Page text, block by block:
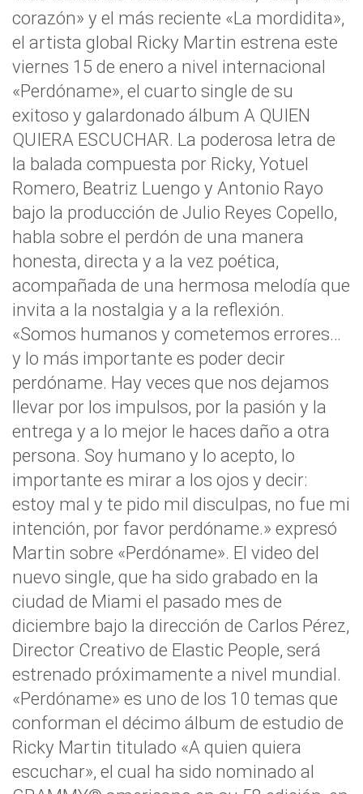
corazón» y el más reciente «La mordidita»,
el artista global Ricky Martin estrena este
viernes 15 de enero a nivel internacional
«Perdóname», el cuarto single de su
exitoso y galardonado álbum A QUIEN
QUIERA ESCUCHAR. La poderosa letra de
la balada compuesta por Ricky, Yotuel
Romero, Beatriz Luengo y Antonio Rayo
bajo la producción de Julio Reyes Copello,
habla sobre el perdón de una manera
honesta, directa y a la vez poética,
acompañada de una hermosa melodía que
invita a la nostalgia y a la reflexión.
«Somos humanos y cometemos errores…
y lo más importante es poder decir
perdóname. Hay veces que nos dejamos
llevar por los impulsos, por la pasión y la
entrega y a lo mejor le haces daño a otra
persona. Soy humano y lo acepto, lo
importante es mirar a los ojos y decir:
estoy mal y te pido mil disculpas, no fue mi
intención, por favor perdóname.» expresó
Martin sobre «Perdóname». El video del
nuevo single, que ha sido grabado en la
ciudad de Miami el pasado mes de
diciembre bajo la dirección de Carlos Pérez,
Director Creativo de Elastic People, será
estrenado próximamente a nivel mundial.
«Perdóname» es uno de los 10 temas que
conforman el décimo álbum de estudio de
Ricky Martin titulado «A quien quiera
escuchar», el cual ha sido nominado al